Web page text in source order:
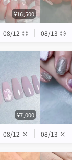
¥16,500
08/12 ◎ 08/13 ◎
¥7,000
08/12 × 08/13 ×